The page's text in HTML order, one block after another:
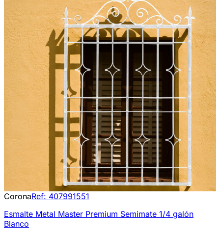
CoronaRef: 407991551
Esmalte Metal Master Premium Semimate 1/4 galón
Blanco